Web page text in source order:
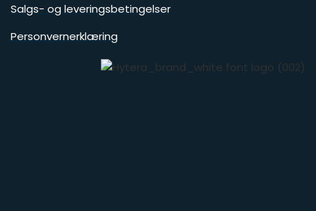
Salgs- og leveringsbetingelser
Personvernerklæring